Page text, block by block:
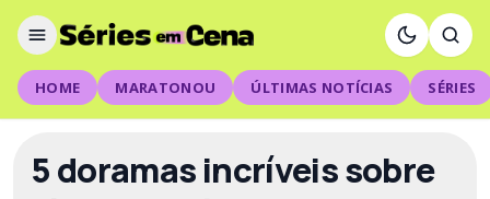
HOME MARATONOU ÚLTIMAS NOTÍCIAS SÉRIES
5 doramas incríveis sobre